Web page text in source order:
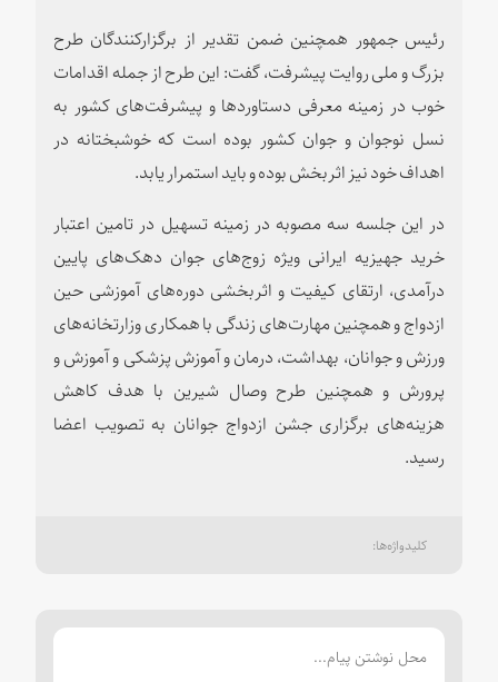
رئیس جمهور همچنین ضمن تقدیر از برگزارکنندگان طرح
بزرگ و ملی روایت پیشرفت، گفت: این طرح از جمله اقدامات
خوب در زمینه معرفی دستاوردها و پیشرفت‌های کشور به
نسل نوجوان و جوان کشور بوده است که خوشبختانه در
اهداف خود نیز اثربخش بوده و باید استمرار یابد.
در این جلسه سه مصوبه در زمینه تسهیل در تامین اعتبار
خرید جهیزیه ایرانی ویژه زوج‌های جوان دهک‌های پایین
درآمدی، ارتقای کیفیت و اثربخشی دوره‌های آموزشی حین
ازدواج و همچنین مهارت‌های زندگی با همکاری وزارتخانه‌های
ورزش و جوانان، بهداشت، درمان و آموزش پزشکی و آموزش و
پرورش و همچنین طرح وصال شیرین با هدف کاهش
هزینه‌های برگزاری جشن ازدواج جوانان به تصویب اعضا
رسید.